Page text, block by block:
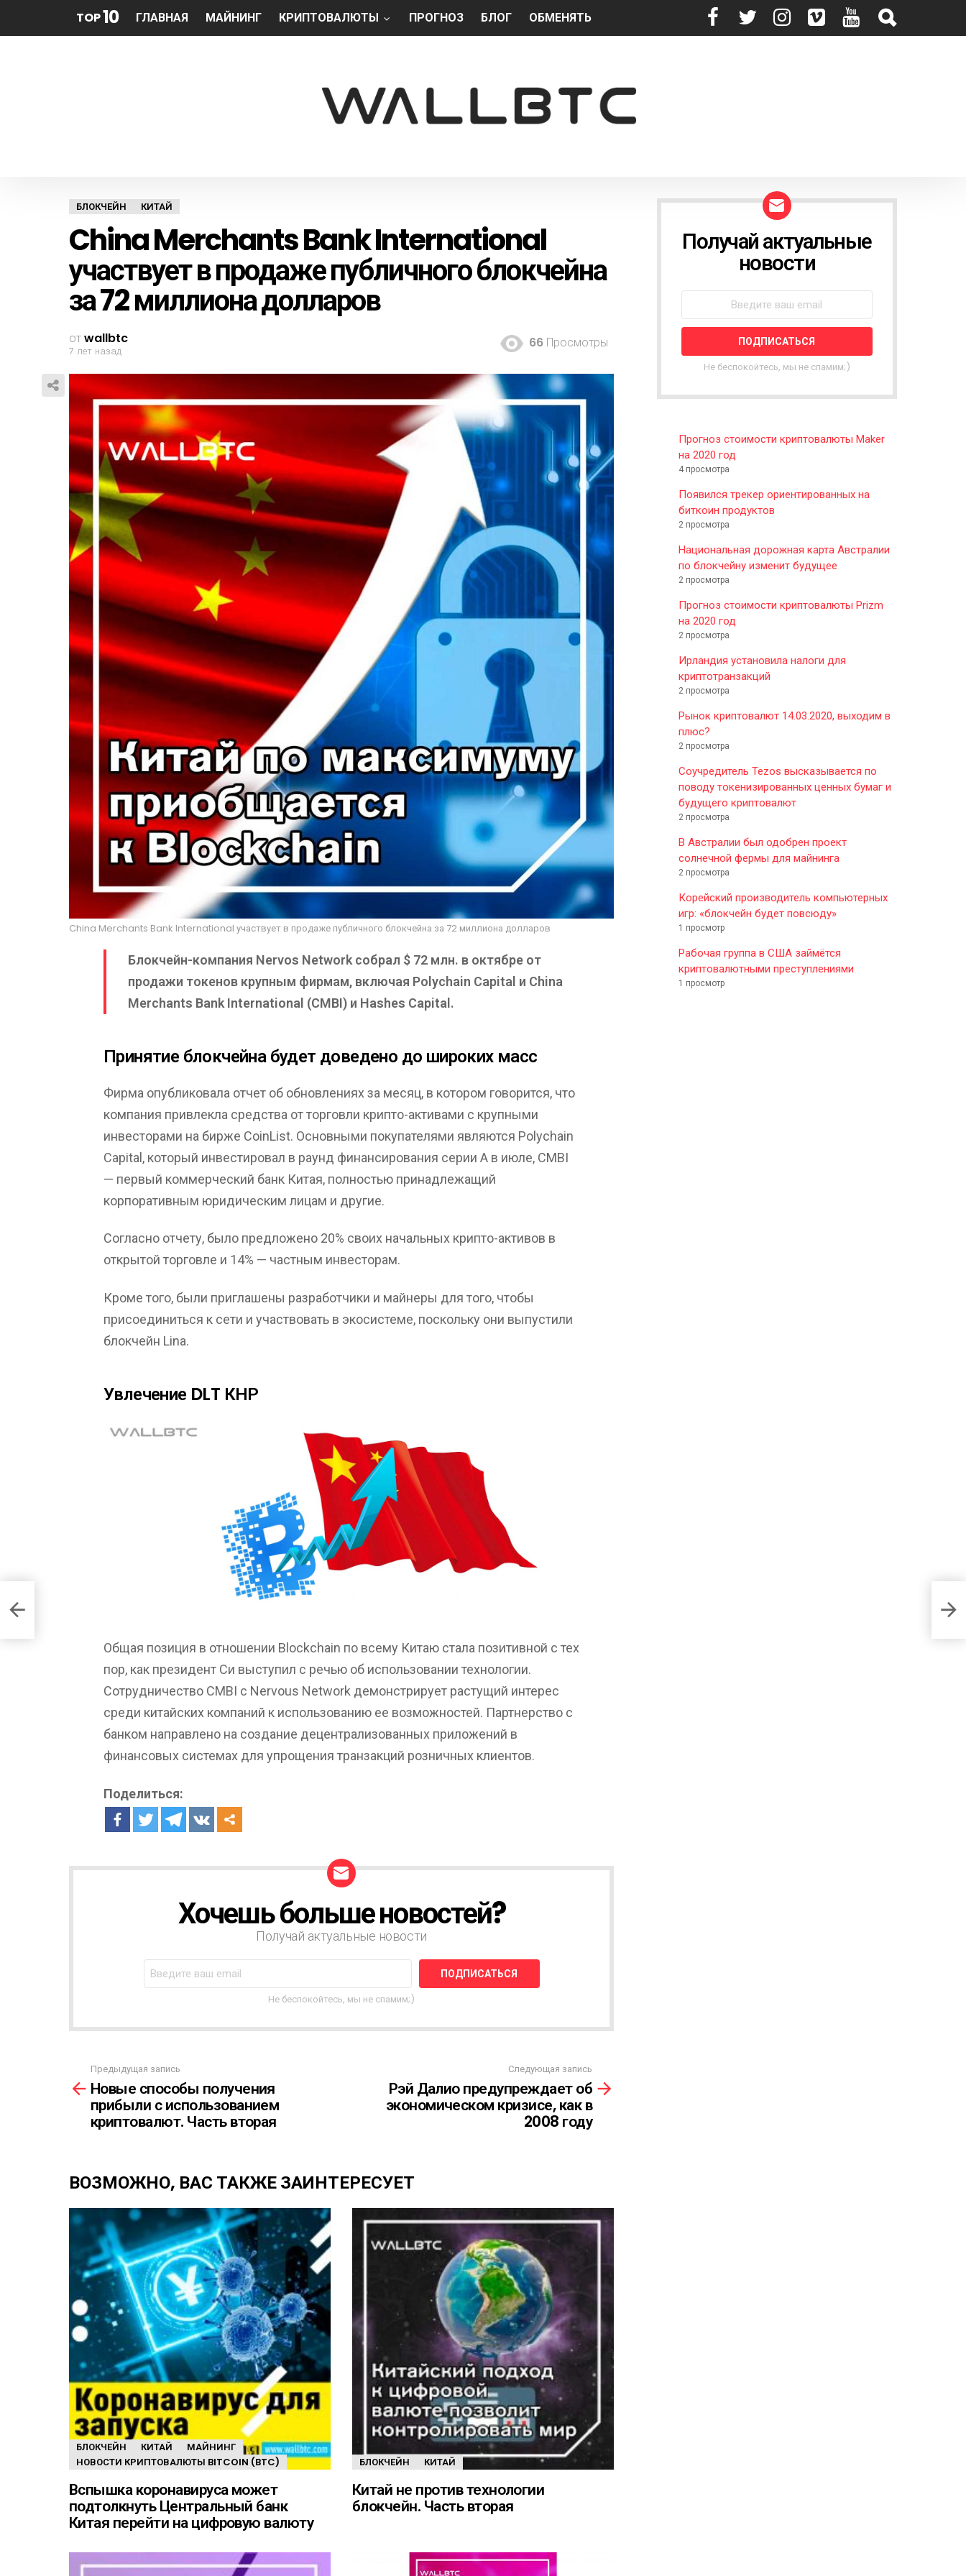
TOP10 ГЛАВНАЯ МАЙНИНГ КРИПТОВАЛЮТЫ ПРОГНОЗ БЛОГ ОБМЕНЯТЬ
БЛОКЧЕЙН КИТАЙ
China Merchants Bank International
участвует в продаже публичного блокчейна
за 72 миллиона долларов
отwallbtc
7 лет назад
66 Просмотры
China Merchants Bank International участвует в продаже публичного блокчейна за 72 миллиона долларов
Блокчейн-компания Nervos Network собрал $ 72 млн. в октябре от
продажи токенов крупным фирмам, включая Polychain Capital и China
Merchants Bank International (CMBI) и Hashes Capital.
Принятие блокчейна будет доведено до широких масс
Фирма опубликовала отчет об обновлениях за месяц, в котором говорится, что
компания привлекла средства от торговли крипто-активами с крупными
инвесторами на бирже CoinList. Основными покупателями являются Polychain
Capital, который инвестировал в раунд финансирования серии A в июле, CMBI
— первый коммерческий банк Китая, полностью принадлежащий
корпоративным юридическим лицам и другие.
Согласно отчету, было предложено 20% своих начальных крипто-активов в
открытой торговле и 14% — частным инвесторам.
Кроме того, были приглашены разработчики и майнеры для того, чтобы
присоединиться к сети и участвовать в экосистеме, поскольку они выпустили
блокчейн Lina.
Увлечение DLT КНР
Общая позиция в отношении Blockchain по всему Китаю стала позитивной с тех
пор, как президент Си выступил с речью об использовании технологии.
Сотрудничество CMBI с Nervous Network демонстрирует растущий интерес
среди китайских компаний к использованию ее возможностей. Партнерство с
банком направлено на создание децентрализованных приложений в
финансовых системах для упрощения транзакций розничных клиентов.
Поделиться:
Я
С
С
Ы
Л
К
Хочешь больше новостей?
Получай актуальные новости
Не беспокойтесь, мы не спамим;)
м
ь
щ
е
Предыдущая запись
Новые способы получения
прибыли с использованием
криптовалют. Часть вторая
Следующая запись
Рэй Далио предупреждает об
экономическом кризисе, как в
2008 году
ВОЗМОЖНО, ВАС ТАКЖЕ ЗАИНТЕРЕСУЕТ
БЛОКЧЕЙН КИТАЙ
МАЙНИНГ
НОВОСТИ КРИПТОВАЛЮТЫ BITCOIN (BTC)
Вспышка коронавируса может
подтолкнуть Центральный банк
Китая перейти на цифровую валюту
БЛОКЧЕЙН КИТАЙ
Китай не против технологии
блокчейн. Часть вторая
N
E
E
T
E
Получай актуальные
новости
Не беспокойтесь, мы не спамим;)
Прогноз стоимости криптовалюты Maker
на 2020 год
4 просмотра
Появился трекер ориентированных на
биткоин продуктов
2 просмотра
Национальная дорожная карта Австралии
по блокчейну изменит будущее
2 просмотра
Прогноз стоимости криптовалюты Prizm
на 2020 год
2 просмотра
Ирландия установила налоги для
криптотранзакций
2 просмотра
Рынок криптовалют 14.03.2020, выходим в
плюс?
2 просмотра
Соучредитель Tezos высказывается по
поводу токенизированных ценных бумаг и
будущего криптовалют
2 просмотра
В Австралии был одобрен проект
солнечной фермы для майнинга
2 просмотра
Корейский производитель компьютерных
игр: «блокчейн будет повсюду»
1 просмотр
Рабочая группа в США займётся
криптовалютными преступлениями
1 просмотр